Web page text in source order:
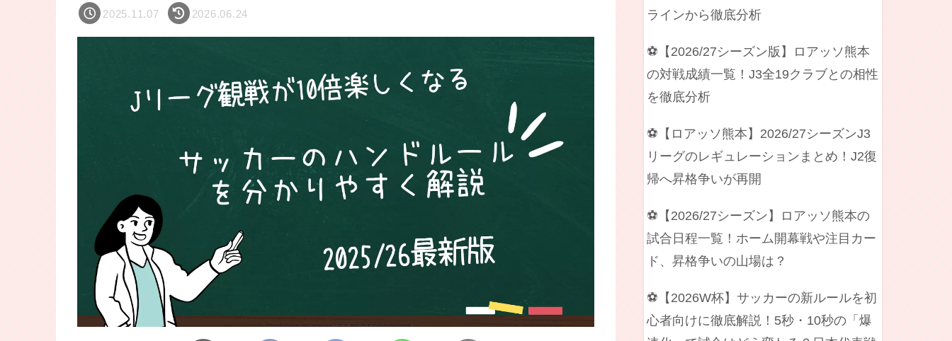
2025.11.07 2026.06.24
ラインから徹底分析
⚽【2026/27シーズン版】ロアッソ熊本
の対戦成績一覧！J3全19クラブとの相性
を徹底分析
⚽【ロアッソ熊本】2026/27シーズンJ3
リーグのレギュレーションまとめ！J2復
帰へ昇格争いが再開
⚽【2026/27シーズン】ロアッソ熊本の
試合日程一覧！ホーム開幕戦や注目カー
ド、昇格争いの山場は？
⚽【2026W杯】サッカーの新ルールを初
心者向けに徹底解説！5秒・10秒の「爆